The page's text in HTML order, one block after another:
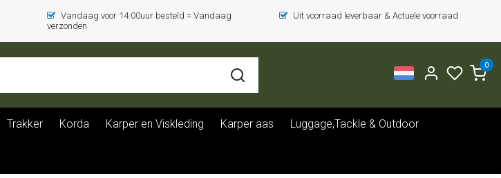
Vandaag voor 14:00uur besteld = Vandaag
verzonden
Uit voorraad leverbaar & Actuele voorraad
0
Trakker Korda Karper en Viskleding Karper aas Luggage,Tackle & Outdoor